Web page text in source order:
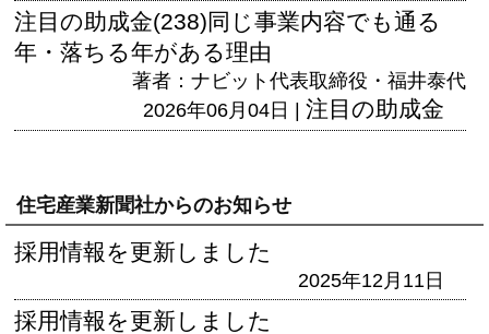
注目の助成金(238)同じ事業内容でも通る
年・落ちる年がある理由
著者：ナビット代表取締役・福井泰代
2026年06月04日 | 注目の助成金
住宅産業新聞社からのお知らせ
採用情報を更新しました
2025年12月11日
採用情報を更新しました